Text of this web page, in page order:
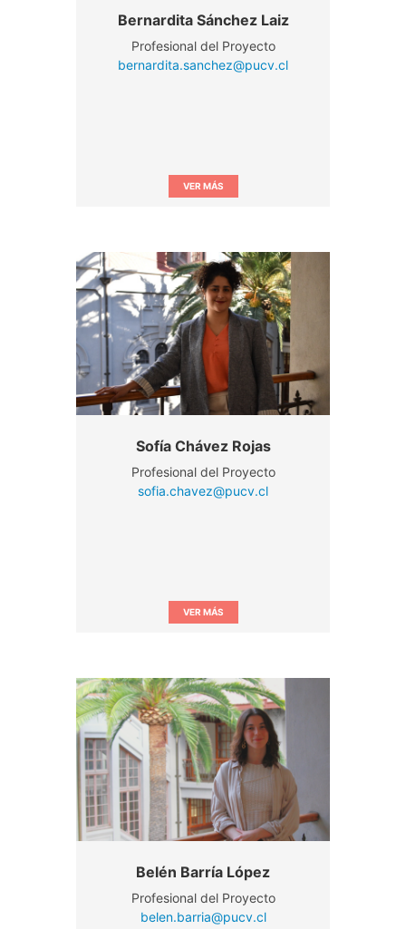
Bernardita Sánchez Laiz
Profesional del Proyecto
bernardita.sanchez@pucv.cl
VER MÁS
Sofía Chávez Rojas
Profesional del Proyecto
sofia.chavez@pucv.cl
VER MÁS
Belén Barría López
Profesional del Proyecto
belen.barria@pucv.cl